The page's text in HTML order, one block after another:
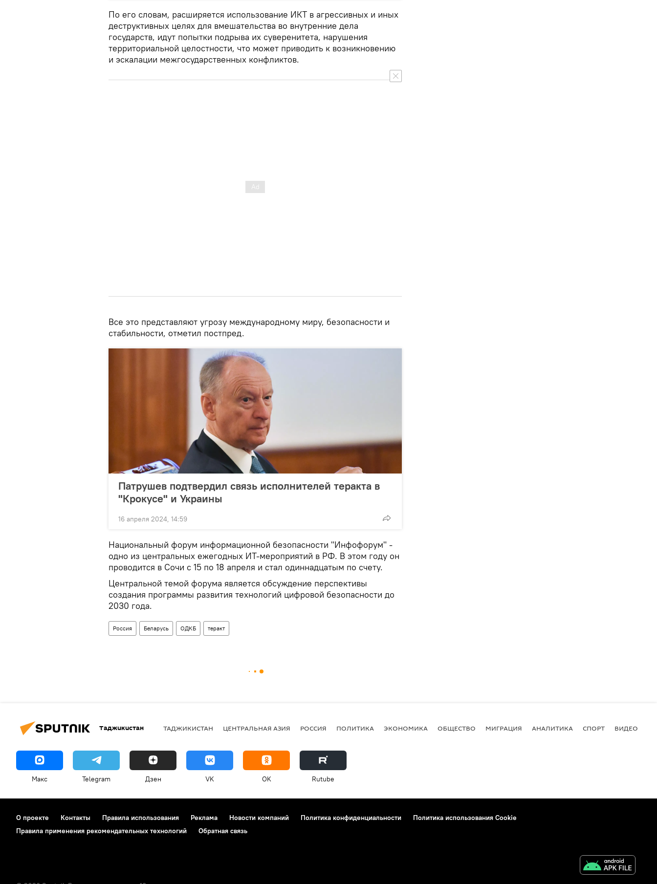
По его словам, расширяется использование ИКТ в агрессивных и иных
деструктивных целях для вмешательства во внутренние дела
государств, идут попытки подрыва их суверенитета, нарушения
территориальной целостности, что может приводить к возникновению
и эскалации межгосударственных конфликтов.
Все это представляют угрозу международному миру, безопасности и
стабильности, отметил постпред.
Патрушев подтвердил связь исполнителей теракта в
"Крокусе" и Украины
16 апреля 2024, 14:59
Национальный форум информационной безопасности "Инфофорум" -
одно из центральных ежегодных ИТ-мероприятий в РФ. В этом году он
проводится в Сочи с 15 по 18 апреля и стал одиннадцатым по счету.
Центральной темой форума является обсуждение перспективы
создания программы развития технологий цифровой безопасности до
2030 года.
Россия Беларусь ОДКБ теракт
Таджикистан ТАДЖИКИСТАН ЦЕНТРАЛЬНАЯ АЗИЯ РОССИЯ ПОЛИТИКА ЭКОНОМИКА ОБЩЕСТВО МИГРАЦИЯ АНАЛИТИКА СПОРТ ВИДЕО
Макс Telegram Дзен VK OK Rutube
О проекте Контакты Правила использования Реклама Новости компаний Политика конфиденциальности
Политика использования Cookie
Правила применения рекомендательных технологий
Обратная связь